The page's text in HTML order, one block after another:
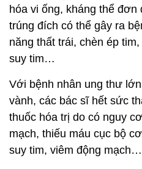
hóa vi ống, kháng thể đơn
trúng đích có thể gây ra
năng thất trái, chèn ép
suy tim…
Với bệnh nhân ung thư
vành, các bác sĩ hết sức
thuốc hóa trị do có nguy
mạch, thiếu máu cục bộ
suy tim, viêm động mạch…